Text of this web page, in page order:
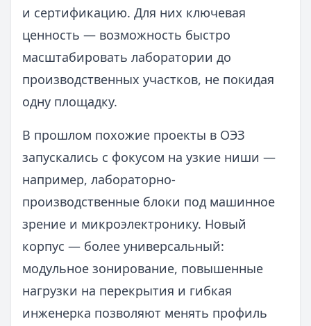
и сертификацию. Для них ключевая
ценность — возможность быстро
масштабировать лаборатории до
производственных участков, не покидая
одну площадку.
В прошлом похожие проекты в ОЭЗ
запускались с фокусом на узкие ниши —
например, лабораторно-
производственные блоки под машинное
зрение и микроэлектронику. Новый
корпус — более универсальный:
модульное зонирование, повышенные
нагрузки на перекрытия и гибкая
инженерка позволяют менять профиль